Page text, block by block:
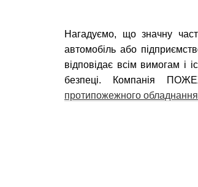
Нагадуємо, що значну
автомобіль або
відповідає всім вимогам і
безпеці. Компанія
протипожежного обладнання